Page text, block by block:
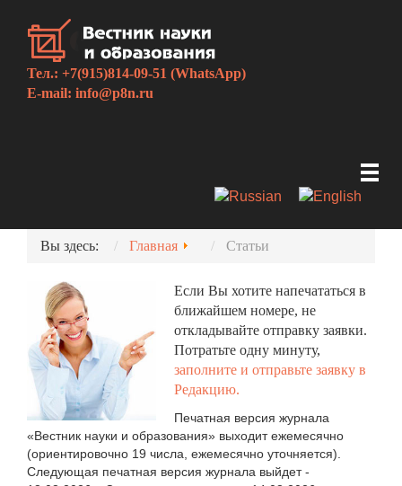
Тел.: +7(915)814-09-51 (WhatsApp)
E-mail: info@p8n.ru
Вы здесь: Главная Статьи
Если Вы хотите напечататься в
ближайшем номере, не
откладывайте отправку заявки.
Потратьте одну минуту,
заполните и отправьте заявку в
Редакцию.
Печатная версия журнала
«Вестник науки и образования» выходит ежемесячно
(ориентировочно 19 числа, ежемесячно уточняется).
Следующая печатная версия журнала выйдет -